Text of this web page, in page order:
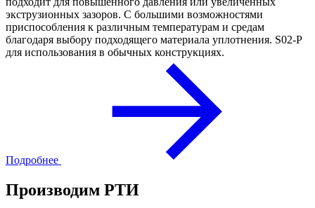
экструзионных зазоров. С большими возможностями
приспособления к различным температурам и средам
благодаря выбору подходящего материала уплотнения. S02-P
для использования в обычных конструкциях.
Подробнее
Производим РТИ